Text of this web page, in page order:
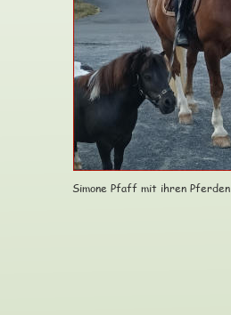
Simone Pfaff mit ihren Pferden